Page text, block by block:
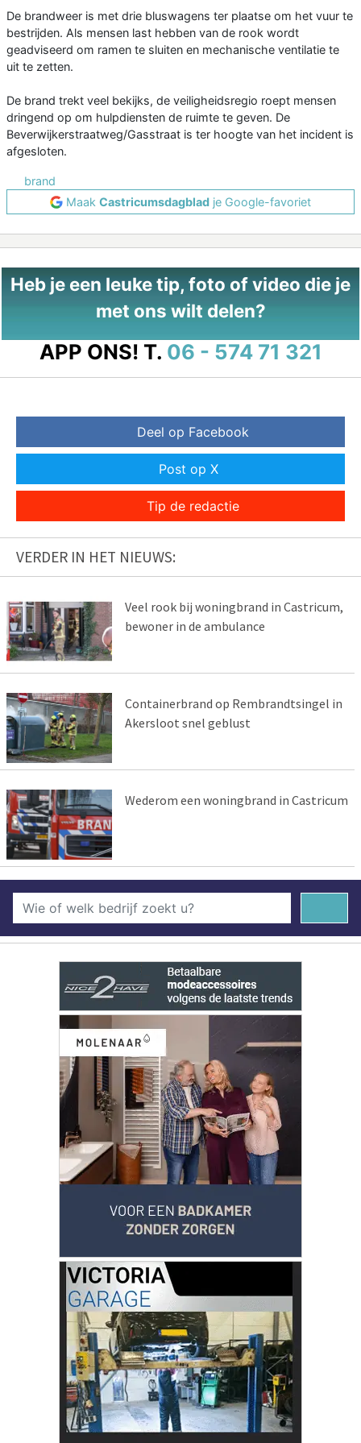
De brandweer is met drie bluswagens ter plaatse om het vuur te
bestrijden. Als mensen last hebben van de rook wordt
geadviseerd om ramen te sluiten en mechanische ventilatie te
uit te zetten.
De brand trekt veel bekijks, de veiligheidsregio roept mensen
dringend op om hulpdiensten de ruimte te geven. De
Beverwijkerstraatweg/Gasstraat is ter hoogte van het incident is
afgesloten.
brand
Maak Castricumsdagblad je Google-favoriet
Heb je een leuke tip, foto of video die je
met ons wilt delen?
APP ONS! T. 06 - 574 71 321
Deel op Facebook
Post op X
Tip de redactie
VERDER IN HET NIEUWS:
Veel rook bij woningbrand in Castricum,
bewoner in de ambulance
Containerbrand op Rembrandtsingel in
Akersloot snel geblust
Wederom een woningbrand in Castricum